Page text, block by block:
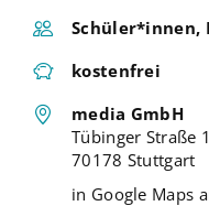
Schüler*innen,
kostenfrei
media GmbH
Tübinger Straße
70178 Stuttgart
in Google Maps